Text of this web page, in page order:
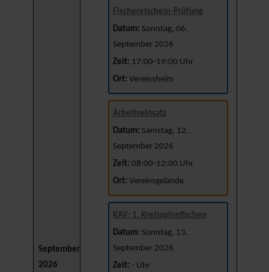
September
2026
Fischereischein-Prüfung
Datum: Sonntag, 06.
September 2026
Zeit: 17:00-19:00 Uhr
Ort: Vereinsheim
Arbeitseinsatz
Datum: Samstag, 12.
September 2026
Zeit: 08:00-12:00 Uhr
Ort: Vereinsgelände
KAV: 1. Kreisspinnfischen
Datum: Sonntag, 13.
September 2026
Zeit: - Uhr